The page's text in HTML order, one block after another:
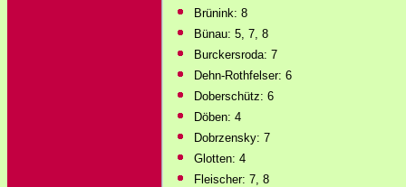
Brünink: 8
Bünau: 5, 7, 8
Burckersroda: 7
Dehn-Rothfelser: 6
Doberschütz: 6
Döben: 4
Dobrzensky: 7
Glotten: 4
Fleischer: 7, 8